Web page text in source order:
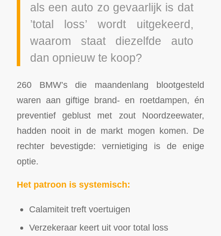
als een auto zo gevaarlijk is dat
’total loss’ wordt uitgekeerd,
waarom staat diezelfde auto
dan opnieuw te koop?
260 BMW’s die maandenlang blootgesteld
waren aan giftige brand- en roetdampen, én
preventief geblust met zout Noordzeewater,
hadden nooit in de markt mogen komen. De
rechter bevestigde: vernietiging is de enige
optie.
Het patroon is systemisch:
Calamiteit treft voertuigen
Verzekeraar keert uit voor total loss